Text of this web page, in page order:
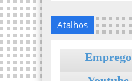
Atalhos
Emprego